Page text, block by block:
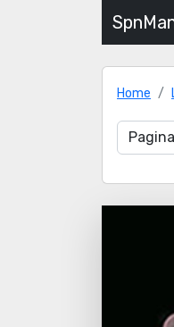
Home